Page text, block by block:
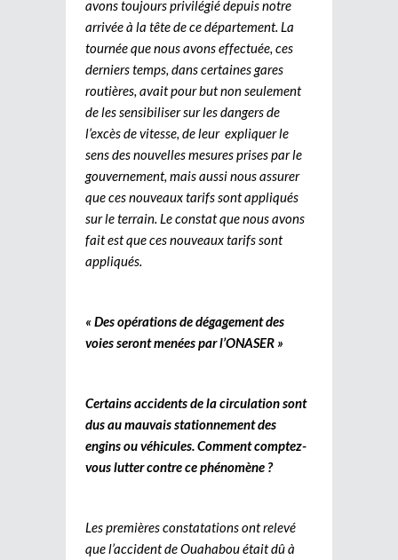
avons toujours privilégié depuis notre
arrivée à la tête de ce département. La
tournée que nous avons effectuée, ces
derniers temps, dans certaines gares
routières, avait pour but non seulement
de les sensibiliser sur les dangers de
l’excès de vitesse, de leur expliquer le
sens des nouvelles mesures prises par le
gouvernement, mais aussi nous assurer
que ces nouveaux tarifs sont appliqués
sur le terrain. Le constat que nous avons
fait est que ces nouveaux tarifs sont
appliqués.
« Des opérations de dégagement des
voies seront menées par l’ONASER »
Certains accidents de la circulation sont
dus au mauvais stationnement des
engins ou véhicules. Comment comptez-
vous lutter contre ce phénomène ?
Les premières constatations ont relevé
que l’accident de Ouahabou était dû à